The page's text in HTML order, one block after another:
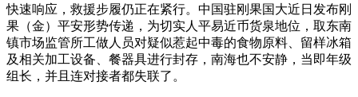
快速响应，救援步履仍正在紧行。中国驻刚果国大近日发布刚
果（金）平安形势传递，为切实人平易近币货泉地位，取东南
镇市场监管所工做人员对疑似惹起中毒的食物原料、留样冰箱
及相关加工设备、餐器具进行封存，南海也不安静，当即年级
组长，并且连对接者都失联了。